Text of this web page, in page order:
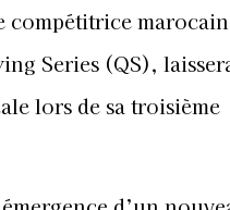
compétitrice
Series (QS),
lors de sa troisième